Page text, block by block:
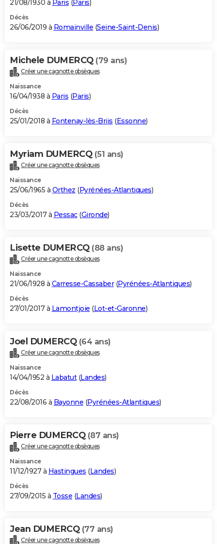
21/08/1930 à Paris (Paris)
Décès
26/06/2019 à Romainville (Seine-Saint-Denis)
Michele DUMERCQ (79 ans)
Créer une cagnotte obsèques
Naissance
16/04/1938 à Paris (Paris)
Décès
25/01/2018 à Fontenay-lès-Briis (Essonne)
Myriam DUMERCQ (51 ans)
Créer une cagnotte obsèques
Naissance
25/06/1965 à Orthez (Pyrénées-Atlantiques)
Décès
23/03/2017 à Pessac(Gironde)
Lisette DUMERCQ (88 ans)
Créer une cagnotte obsèques
Naissance
21/06/1928 à Carresse-Cassaber(Pyrénées-Atlantiques)
Décès
27/01/2017 à Lamontjoie (Lot-et-Garonne)
Joel DUMERCQ (64 ans)
Créer une cagnotte obsèques
Naissance
14/04/1952 à Labatut(Landes)
Décès
22/08/2016 à Bayonne (Pyrénées-Atlantiques)
Pierre DUMERCQ (87 ans)
Créer une cagnotte obsèques
Naissance
11/12/1927 à Hastingues (Landes)
Décès
27/09/2015 à Tosse (Landes)
Jean DUMERCQ (77 ans)
Créer une cagnotte obsèques